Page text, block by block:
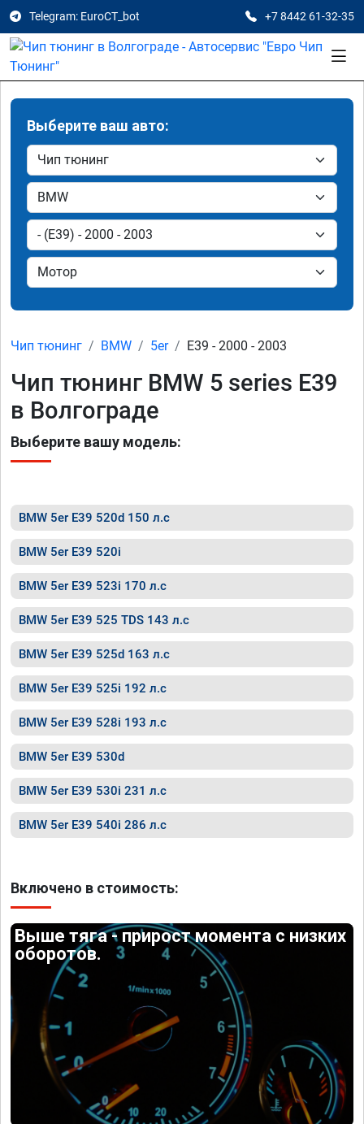
Telegram: EuroCT_bot +7 8442 61-32-35
Выберите ваш авто:
Чип тюнинг BMW 5er E39 - 2000 - 2003
Чип тюнинг BMW 5 series E39
в Волгограде
Выберите вашу модель:
BMW 5er E39 520d 150 л.с
BMW 5er E39 520i
BMW 5er E39 523i 170 л.с
BMW 5er E39 525 TDS 143 л.с
BMW 5er E39 525d 163 л.с
BMW 5er E39 525i 192 л.с
BMW 5er E39 528i 193 л.с
BMW 5er E39 530d
BMW 5er E39 530i 231 л.с
BMW 5er E39 540i 286 л.с
Включено в стоимость:
Выше тяга - прирост момента с низких
оборотов.